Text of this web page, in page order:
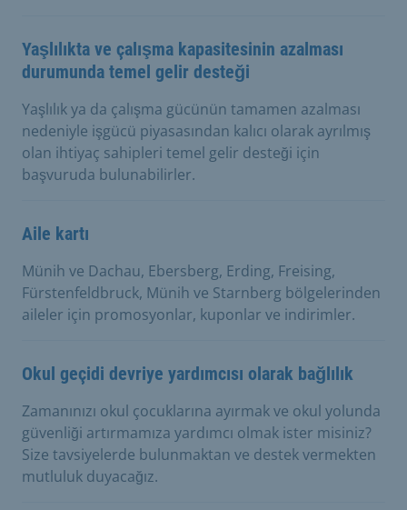
Yaşlılıkta ve çalışma kapasitesinin azalması
durumunda temel gelir desteği
Yaşlılık ya da çalışma gücünün tamamen azalması
nedeniyle işgücü piyasasından kalıcı olarak ayrılmış
olan ihtiyaç sahipleri temel gelir desteği için
başvuruda bulunabilirler.
Aile kartı
Münih ve Dachau, Ebersberg, Erding, Freising,
Fürstenfeldbruck, Münih ve Starnberg bölgelerinden
aileler için promosyonlar, kuponlar ve indirimler.
Okul geçidi devriye yardımcısı olarak bağlılık
Zamanınızı okul çocuklarına ayırmak ve okul yolunda
güvenliği artırmamıza yardımcı olmak ister misiniz?
Size tavsiyelerde bulunmaktan ve destek vermekten
mutluluk duyacağız.